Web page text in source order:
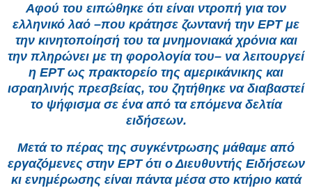
Αφού του ειπώθηκε ότι είναι ντροπή για τον
ελληνικό λαό –που κράτησε ζωντανή την ΕΡΤ με
την κινητοποίησή του τα μνημονιακά χρόνια και
την πληρώνει με τη φορολογία του– να λειτουργεί
η ΕΡΤ ως πρακτορείο της αμερικάνικης και
ισραηλινής πρεσβείας, του ζητήθηκε να διαβαστεί
το ψήφισμα σε ένα από τα επόμενα δελτία
ειδήσεων.
Μετά το πέρας της συγκέντρωσης μάθαμε από
εργαζόμενες στην ΕΡΤ ότι ο Διευθυντής Ειδήσεων
κι ενημέρωσης είναι πάντα μέσα στο κτήριο κατά